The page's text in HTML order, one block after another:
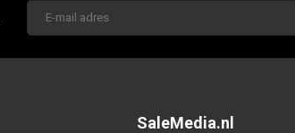
SaleMedia.nl